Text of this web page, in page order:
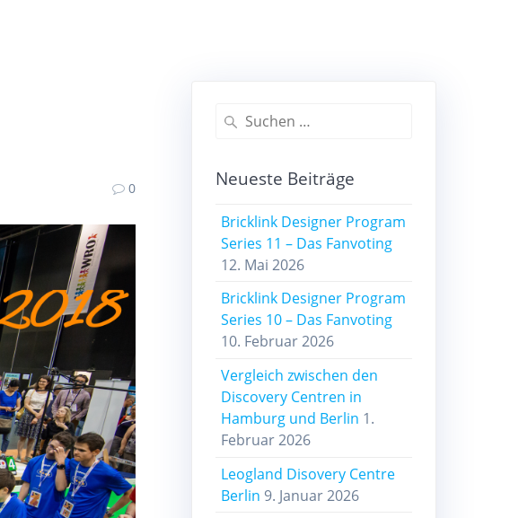
0
Suchen
Neueste Beiträge
Bricklink Designer Program
Series 11 – Das Fanvoting
12. Mai 2026
Bricklink Designer Program
Series 10 – Das Fanvoting
10. Februar 2026
Vergleich zwischen den
Discovery Centren in
Hamburg und Berlin 1.
Februar 2026
Leogland Disovery Centre
Berlin 9. Januar 2026